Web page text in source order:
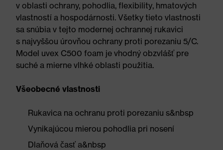
v oblasti ochrany, pohodlia, flexibility, hmatových
vlastností a hospodárnosti. Všetky tieto vlastnosti
sa snúbia v tejto modernej ochrannej rukavici
s najvyššou úrovňou ochrany proti porezaniu 5/C.
Model uvex C500 foam je vhodný obzvlášť pre
suché a mierne vlhké oblasti použitia.
Všeobecné vlastnosti
Rukavica na ochranu proti porezaniu s&nbsp
Vynikajúcou mierou pohodlia pri nosení
Dlaňová časť a&nbsp